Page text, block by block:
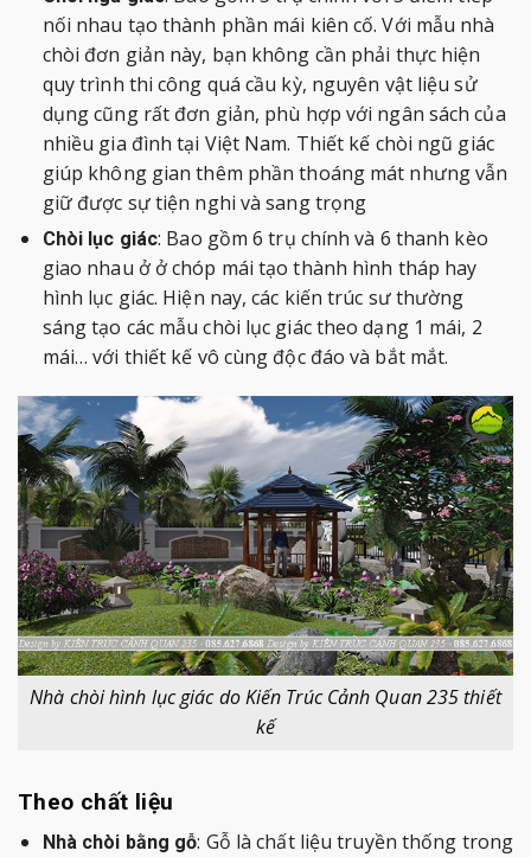
nối nhau tạo thành phần mái kiên cố. Với mẫu nhà
chòi đơn giản này, bạn không cần phải thực hiện
quy trình thi công quá cầu kỳ, nguyên vật liệu sử
dụng cũng rất đơn giản, phù hợp với ngân sách của
nhiều gia đình tại Việt Nam. Thiết kế chòi ngũ giác
giúp không gian thêm phần thoáng mát nhưng vẫn
giữ được sự tiện nghi và sang trọng
Chòi lục giác: Bao gồm 6 trụ chính và 6 thanh kèo
giao nhau ở ở chóp mái tạo thành hình tháp hay
hình lục giác. Hiện nay, các kiến trúc sư thường
sáng tạo các mẫu chòi lục giác theo dạng 1 mái, 2
mái… với thiết kế vô cùng độc đáo và bắt mắt.
Nhà chòi hình lục giác do Kiến Trúc Cảnh Quan 235 thiết
kế
Theo chất liệu
Nhà chòi bằng gỗ: Gỗ là chất liệu truyền thống trong